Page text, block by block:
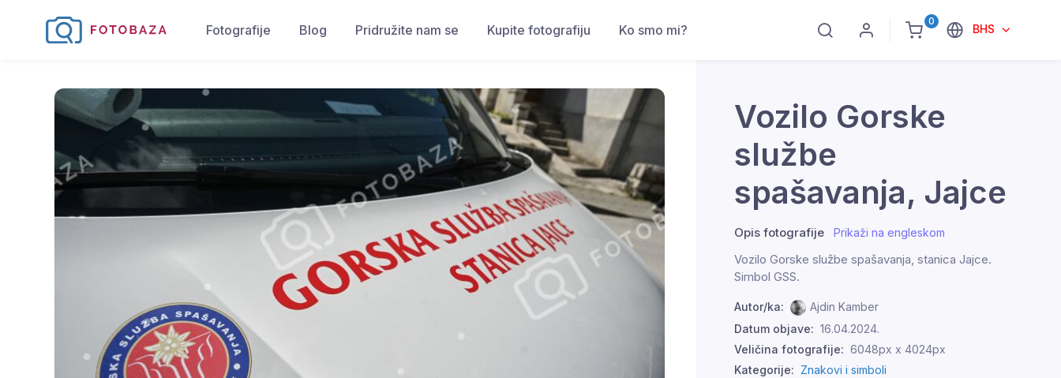
0
BHS
Fotografije Blog Pridružite nam se Kupite fotografiju Ko smo mi?
Vozilo Gorske
službe
spašavanja, Jajce
Opis fotografije Prikaži na engleskom
Vozilo Gorske službe spašavanja, stanica Jajce.
Simbol GSS.
Autor/ka:
Ajdin Kamber
Datum objave: 16.04.2024.
Veličina fotografije: 6048px x 4024px
Kategorije: Znakovi i simboli